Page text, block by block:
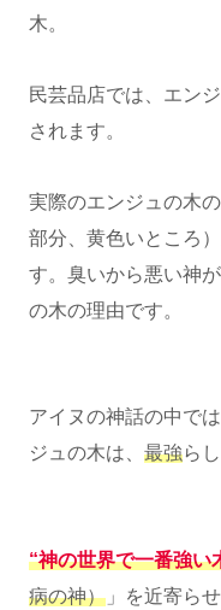
木。
民芸品店では、エン
されます。
実際のエンジュの木
部分、黄色いところ）
す。臭いから悪い神
の木の理由です。
アイヌの神話の中で
ジュの木は、 最強ら
“神の世界で一番強い
病の神） 」を近寄ら